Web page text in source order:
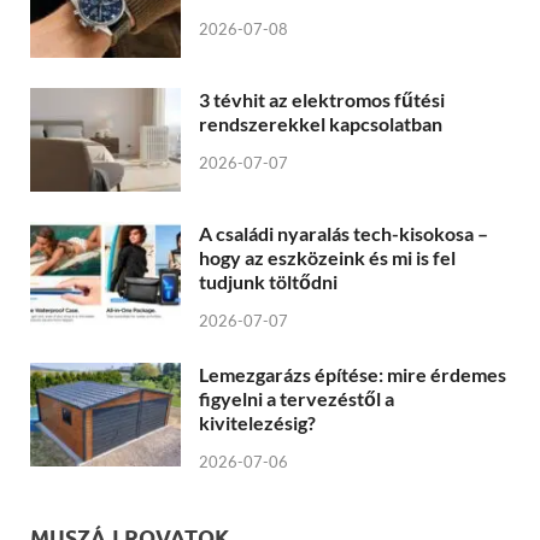
2026-07-08
3 tévhit az elektromos fűtési
rendszerekkel kapcsolatban
2026-07-07
A családi nyaralás tech-kisokosa –
hogy az eszközeink és mi is fel
tudjunk töltődni
2026-07-07
Lemezgarázs építése: mire érdemes
figyelni a tervezéstől a
kivitelezésig?
2026-07-06